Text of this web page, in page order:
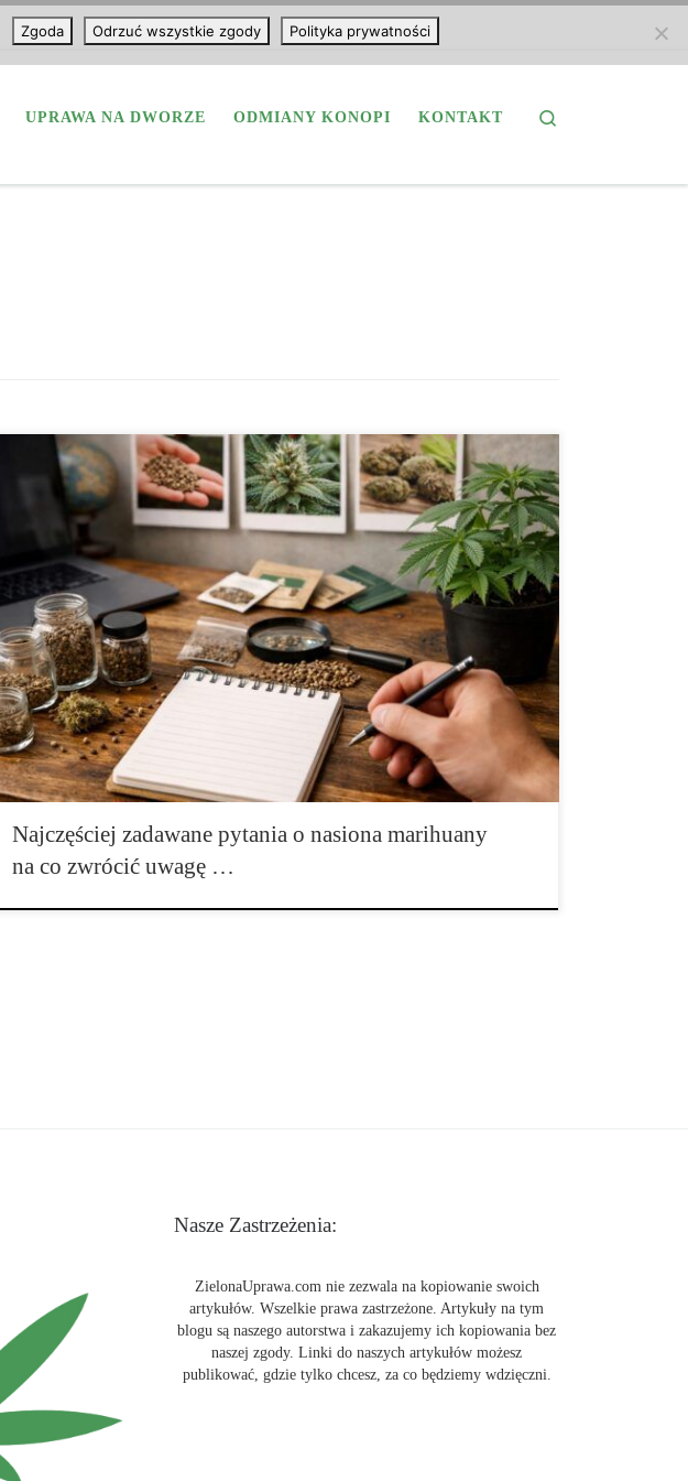
UPRAWA NA DWORZE ODMIANY KONOPI KONTAKT
pytania klientów wybierających nasiona marihuany Zakup nasion marihuany
dłuższego czasu budzi duże zainteresowanie, ponieważ jest to temat łączący
prawne, kolekcjonerskie, jakościowe, zakupowe oraz typowo informacyjne.
klientów w pierwszej kolejności zwraca uwagę na bezpieczeństwo transakcji i
sklepu, inni skupiają się przede wszystkim na pochodzeniu genetyki, a
Najczęściej zadawane pytania o nasiona marihuany
na co zwrócić uwagę …
Nasze Zastrzeżenia:
ZielonaUprawa.com nie zezwala na kopiowanie swoich
artykułów. Wszelkie prawa zastrzeżone. Artykuły na tym
blogu są naszego autorstwa i zakazujemy ich kopiowania bez
naszej zgody. Linki do naszych artykułów możesz
publikować, gdzie tylko chcesz, za co będziemy wdzięczni.
Zgoda Odrzuć wszystkie zgody Polityka prywatności